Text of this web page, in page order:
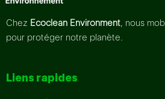
Chez Ecoclean Environment, nous
pour protéger notre planète.
Liens rapides